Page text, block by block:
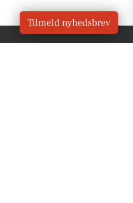
Tilmeld nyhedsbrev